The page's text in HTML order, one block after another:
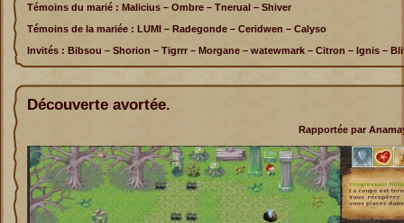
Témoins du marié : Malicius – Ombre – Tnerual – Shiver
Témoins de la mariée : LUMI – Radegonde – Ceridwen – Calyso
Invités : Bibsou – Shorion – Tigrrr – Morgane – watewmark – Citron – Ignis –
Découverte avortée.
Rapportée par